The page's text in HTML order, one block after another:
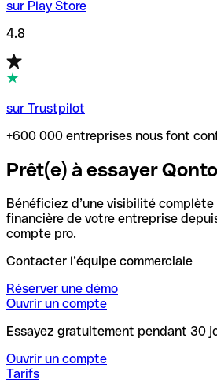
sur Play Store
4.8
sur Trustpilot
+600 000 entreprises nous font
Prêt(e) à essayer
Bénéficiez d’une visibilité
financière de votre entreprise
compte pro.
Contacter l’équipe commerciale
Réserver une démo
Ouvrir un compte
Essayez gratuitement pendant 30
Ouvrir un compte
Tarifs